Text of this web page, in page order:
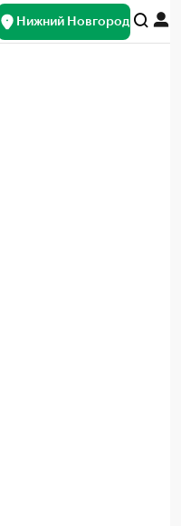
Нижний Новгород